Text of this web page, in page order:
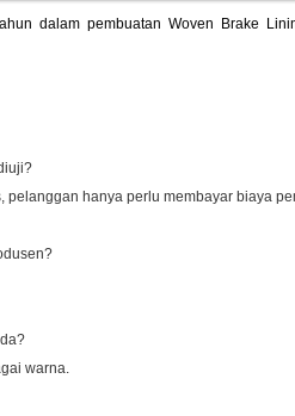
dalam pembuatan Woven Brake
pelanggan hanya perlu membayar biaya
warna.